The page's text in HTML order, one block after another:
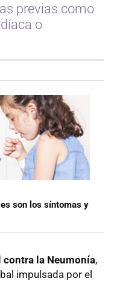
previas como
o
son los síntomas y
contra la Neumonía,
impulsada por el